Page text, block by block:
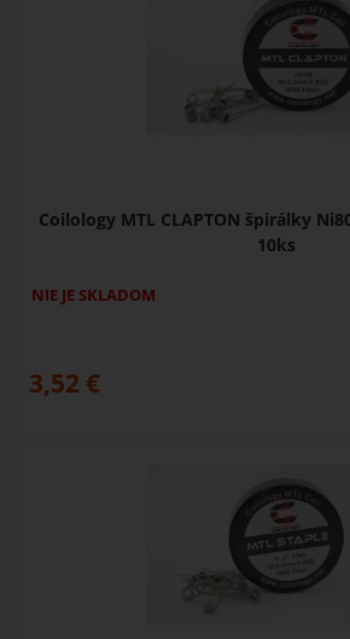
Coilology MTL CLAPTON špirálky
10ks
NIE JE SKLADOM
3,52 €